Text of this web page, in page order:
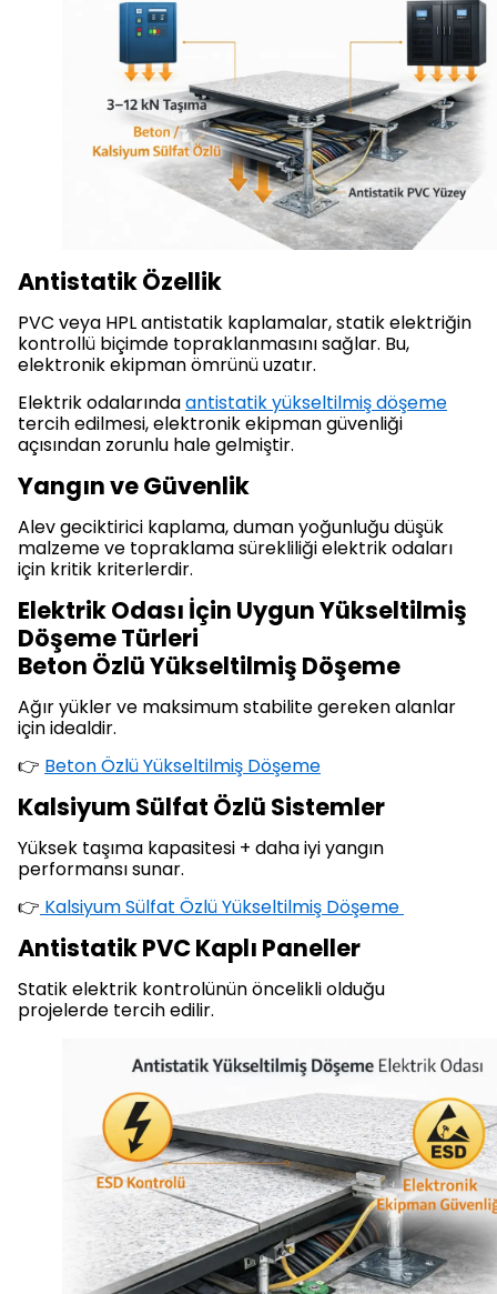
Antistatik Özellik
PVC veya HPL antistatik kaplamalar, statik elektriğin
kontrollü biçimde topraklanmasını sağlar. Bu,
elektronik ekipman ömrünü uzatır.
Elektrik odalarındaantistatik yükseltilmiş döşeme
tercih edilmesi, elektronik ekipman güvenliği
açısından zorunlu hale gelmiştir.
Yangın ve Güvenlik
Alev geciktirici kaplama, duman yoğunluğu düşük
malzeme ve topraklama sürekliliği elektrik odaları
için kritik kriterlerdir.
Elektrik Odası İçin Uygun Yükseltilmiş
Döşeme Türleri
Beton Özlü Yükseltilmiş Döşeme
Ağır yükler ve maksimum stabilite gereken alanlar
için idealdir.
👉 Beton Özlü Yükseltilmiş Döşeme
Kalsiyum Sülfat Özlü Sistemler
Yüksek taşıma kapasitesi + daha iyi yangın
performansı sunar.
👉 Kalsiyum Sülfat Özlü Yükseltilmiş Döşeme
Antistatik PVC Kaplı Paneller
Statik elektrik kontrolünün öncelikli olduğu
projelerde tercih edilir.